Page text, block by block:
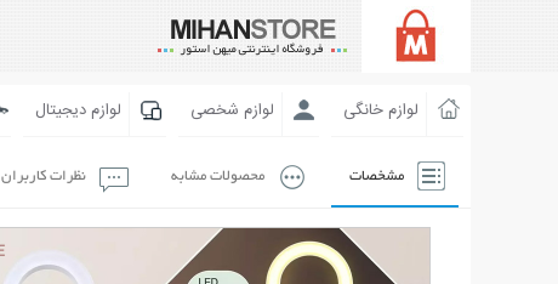
لوازم خانگی لوازم شخصی لوازم دیجیتال
مشخصات محصولات مشابه نظرات کاربران